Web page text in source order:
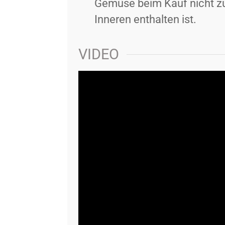
Gemüse beim Kauf nicht
Inneren enthalten ist.
VIDEO